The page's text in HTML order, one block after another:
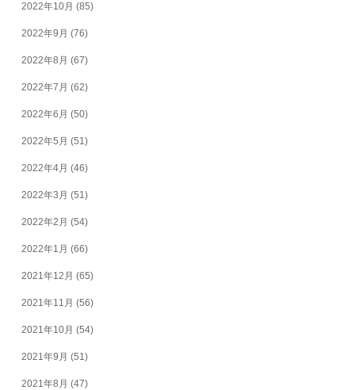
2022年10月 (85)
2022年9月 (76)
2022年8月 (67)
2022年7月 (62)
2022年6月 (50)
2022年5月 (51)
2022年4月 (46)
2022年3月 (51)
2022年2月 (54)
2022年1月 (66)
2021年12月 (65)
2021年11月 (56)
2021年10月 (54)
2021年9月 (51)
2021年8月 (47)